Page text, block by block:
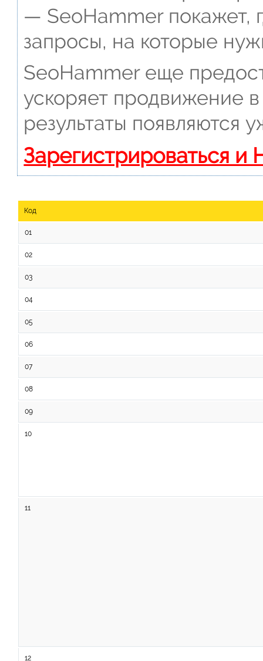
— SeoHammer покажет,
запросы, на которые
SeoHammer еще
ускоряет продвижение
результаты появляются
Зарегистрироваться и
Код
01
02
03
04
05
06
07
08
09
10
11
12